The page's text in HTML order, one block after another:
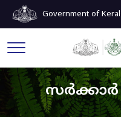
Government of